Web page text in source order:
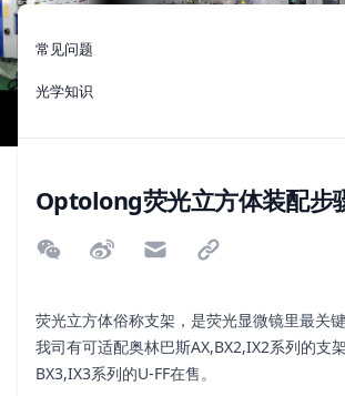
常见问题
光学知识
Optolong荧光立方体装配步
微信扫描二维码分享文章
分享到微博通过电子邮件分享
通过链接分享
荧光立方体俗称支架，是荧光显微镜里最关键
我司有可适配奥林巴斯AX,BX2,IX2系列的支
BX3,IX3系列的U-FF在售。